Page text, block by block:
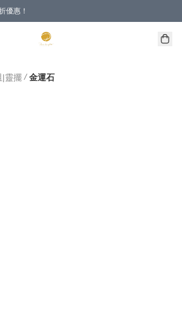
優惠！
運費優惠！（適用於 特定的送貨方式 )
|靈擺 / 金運石